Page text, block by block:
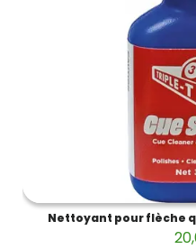
Nettoyant pour flèche